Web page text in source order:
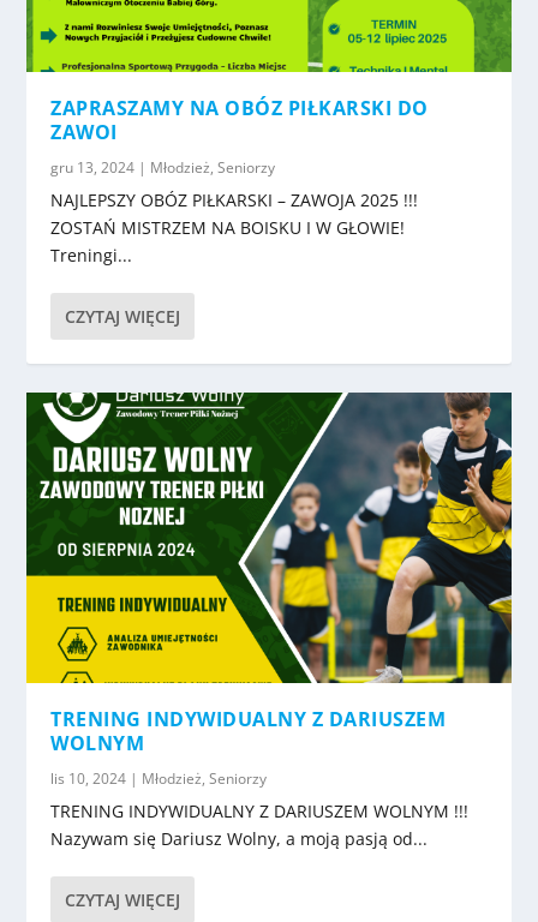
ZAPRASZAMY NA OBÓZ PIŁKARSKI DO
ZAWOI
gru 13, 2024 | Młodzież,Seniorzy
NAJLEPSZY OBÓZ PIŁKARSKI – ZAWOJA 2025 !!!
ZOSTAŃ MISTRZEM NA BOISKU I W GŁOWIE!
Treningi...
CZYTAJ WIĘCEJ
TRENING INDYWIDUALNY Z DARIUSZEM
WOLNYM
lis 10, 2024 | Młodzież,Seniorzy
TRENING INDYWIDUALNY Z DARIUSZEM WOLNYM !!!
Nazywam się Dariusz Wolny, a moją pasją od...
CZYTAJ WIĘCEJ